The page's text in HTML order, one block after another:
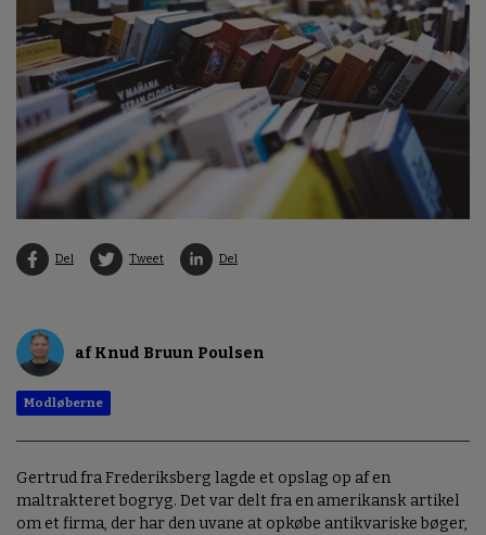
Del Tweet Del
af Knud Bruun Poulsen
Modløberne
Gertrud fra Frederiksberg lagde et opslag op af en
maltrakteret bogryg. Det var delt fra en amerikansk artikel
om et firma, der har den uvane at opkøbe antikvariske bøger,